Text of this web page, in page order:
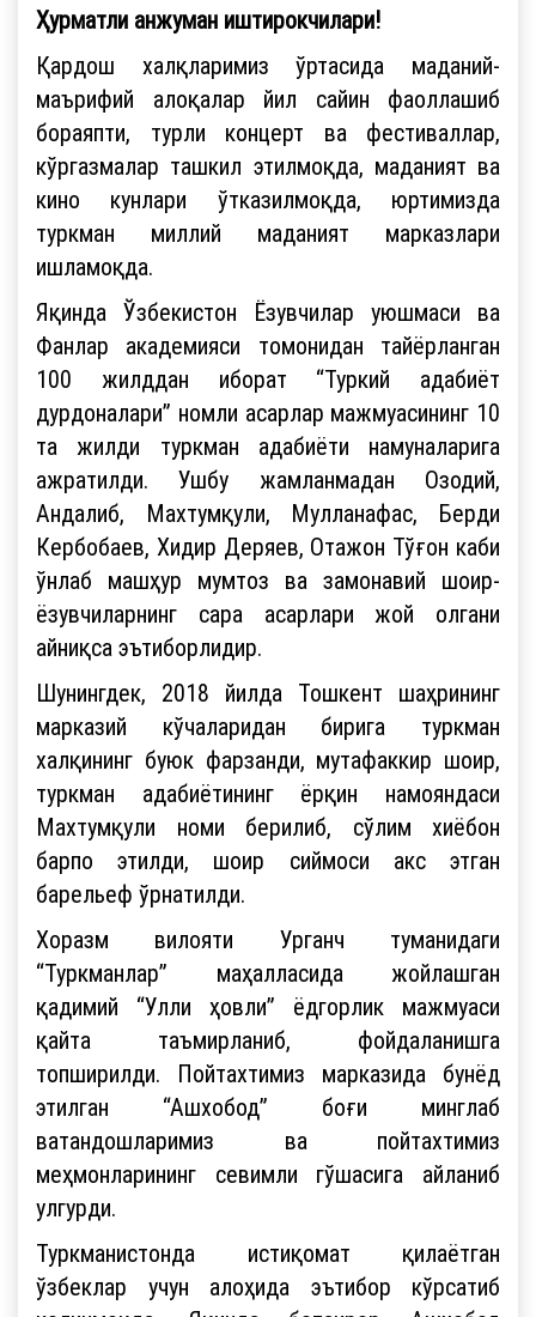
Ҳурматли анжуман иштирокчилари!
Қардош халқларимиз ўртасида маданий-
маърифий алоқалар йил сайин фаоллашиб
бораяпти, турли концерт ва фестиваллар,
кўргазмалар ташкил этилмоқда, маданият ва
кино кунлари ўтказилмоқда, юртимизда
туркман миллий маданият марказлари
ишламоқда.
Яқинда Ўзбекистон Ёзувчилар уюшмаси ва
Фанлар академияси томонидан тайёрланган
100 жилддан иборат “Туркий адабиёт
дурдоналари” номли асарлар мажмуасининг 10
та жилди туркман адабиёти намуналарига
ажратилди. Ушбу жамланмадан Озодий,
Андалиб, Махтумқули, Мулланафас, Берди
Кербобаев, Хидир Деряев, Отажон Тўғон каби
ўнлаб машҳур мумтоз ва замонавий шоир-
ёзувчиларнинг сара асарлари жой олгани
айниқса эътиборлидир.
Шунингдек, 2018 йилда Тошкент шаҳрининг
марказий кўчаларидан бирига туркман
халқининг буюк фарзанди, мутафаккир шоир,
туркман адабиётининг ёрқин намояндаси
Махтумқули номи берилиб, сўлим хиёбон
барпо этилди, шоир сиймоси акс этган
барельеф ўрнатилди.
Хоразм вилояти Урганч туманидаги
“Туркманлар” маҳалласида жойлашган
қадимий “Улли ҳовли” ёдгорлик мажмуаси
қайта таъмирланиб, фойдаланишга
топширилди. Пойтахтимиз марказида бунёд
этилган “Ашхобод” боғи минглаб
ватандошларимиз ва пойтахтимиз
меҳмонларининг севимли гўшасига айланиб
улгурди.
Туркманистонда истиқомат қилаётган
ўзбеклар учун алоҳида эътибор кўрсатиб